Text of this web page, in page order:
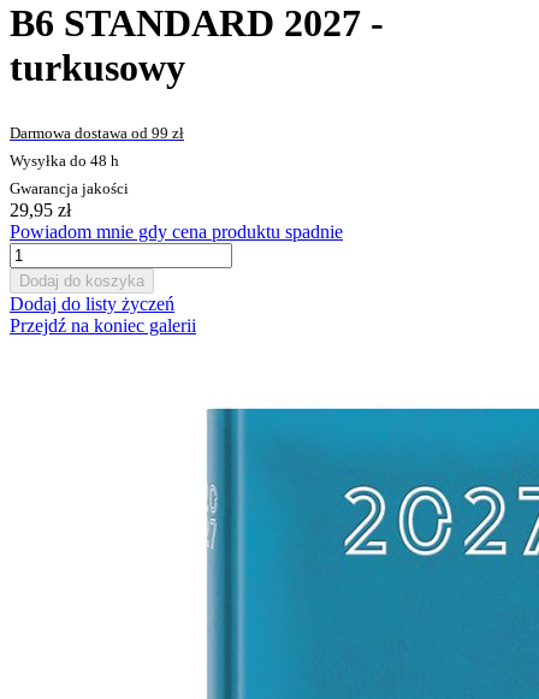
B6 STANDARD 2027 -
turkusowy
Darmowa dostawa od 99 zł
Wysyłka do 48 h
Gwarancja jakości
29,95 zł
Powiadom mnie gdy cena produktu spadnie
Dodaj do koszyka
Dodaj do listy życzeń
Przejdź na koniec galerii